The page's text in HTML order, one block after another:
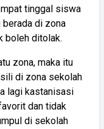
tinggal siswa
di zona
boleh ditolak.
zona, maka itu
di zona sekolah
lagi kastanisasi
dan tidak
di sekolah